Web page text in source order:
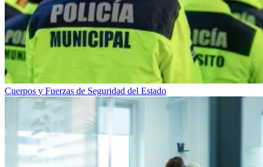
Cuerpos y Fuerzas de Seguridad del Estado